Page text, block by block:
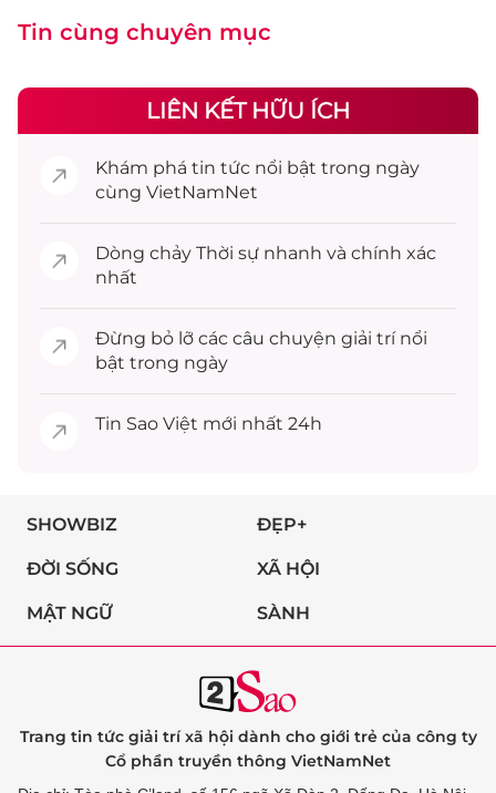
Tin cùng chuyên mục
LIÊN KẾT HỮU ÍCH
Khám phá tin tức nổi bật trong ngày
cùng VietNamNet
Dòng chảy Thời sự nhanh và chính xác
nhất
Đừng bỏ lỡ các câu chuyện giải trínổi
bật trong ngày
Tin Sao Việt mới nhất 24h
SHOWBIZ ĐẸP+
ĐỜI SỐNG XÃ HỘI
MẬT NGỮ SÀNH
Trang tin tức giải trí xã hội dành cho giới trẻ của công ty
Cổ phần truyền thông VietNamNet